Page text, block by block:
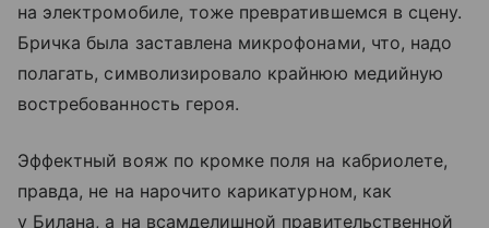
на электромобиле, тоже превратившемся в сцену.
Бричка была заставлена микрофонами, что, надо
полагать, символизировало крайнюю медийную
востребованность героя.
Эффектный вояж по кромке поля на кабриолете,
правда, не на нарочито карикатурном, как
у Билана, а на всамделишной правительственной